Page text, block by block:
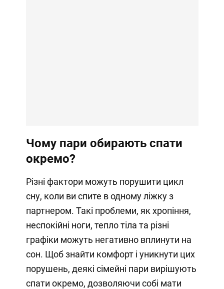
Чому пари обирають спати
окремо?
Різні фактори можуть порушити цикл
сну, коли ви спите в одному ліжку з
партнером. Такі проблеми, як хропіння,
неспокійні ноги, тепло тіла та різні
графіки можуть негативно вплинути на
сон. Щоб знайти комфорт і уникнути цих
порушень, деякі сімейні пари вирішують
спати окремо, дозволяючи собі мати